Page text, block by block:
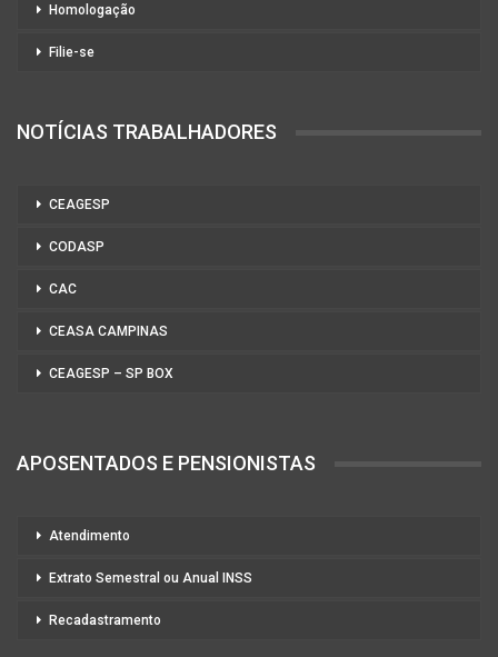
Homologação
Filie-se
NOTÍCIAS TRABALHADORES
CEAGESP
CODASP
CAC
CEASA CAMPINAS
CEAGESP – SP BOX
APOSENTADOS E PENSIONISTAS
Atendimento
Extrato Semestral ou Anual INSS
Recadastramento